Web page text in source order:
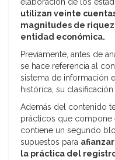
elaboración de los
utilizan veinte
magnitudes de
entidad económica.
Previamente, antes de
se hace referencia al
sistema de información
histórica, su
Además del contenido
prácticos que
contiene un segundo
supuestos para
la práctica del